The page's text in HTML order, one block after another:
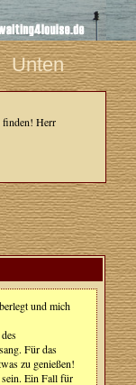
Unten
finden! Herr
und mich
Für das
zu genießen!
Ein Fall für